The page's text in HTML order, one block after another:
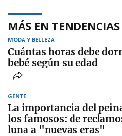
MÁS EN TENDENCIAS
MODA Y BELLEZA
Cuántas horas debe
bebé según su edad
GENTE
La importancia del
los famosos: de
luna a "nuevas eras"